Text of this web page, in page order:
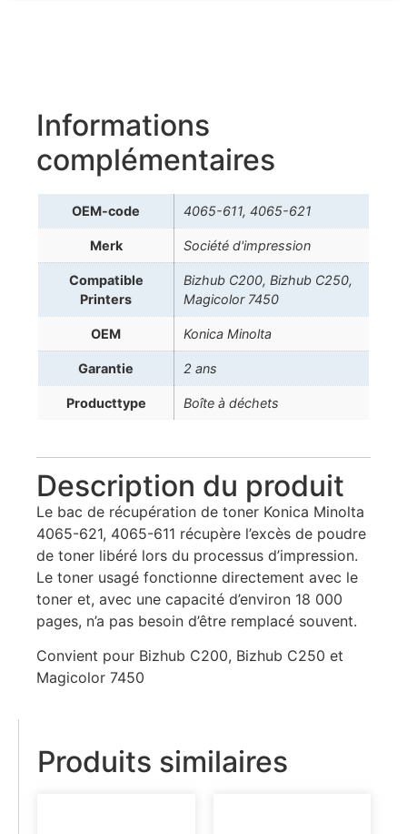
Informations
complémentaires
OEM-code 4065-611, 4065-621
Merk Société d'impression
Compatible
Printers
Bizhub C200, Bizhub C250,
Magicolor 7450
OEM Konica Minolta
Garantie 2 ans
Producttype Boîte à déchets
Description du produit
Le bac de récupération de toner Konica Minolta
4065-621, 4065-611 récupère l’excès de poudre
de toner libéré lors du processus d’impression.
Le toner usagé fonctionne directement avec le
toner et, avec une capacité d’environ 18 000
pages, n’a pas besoin d’être remplacé souvent.
Convient pour Bizhub C200, Bizhub C250 et
Magicolor 7450
Produits similaires